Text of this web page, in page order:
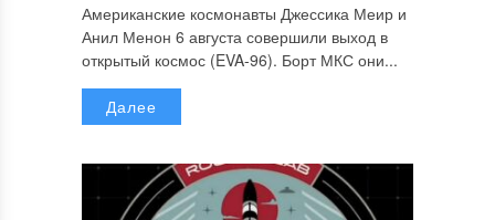
Американские космонавты Джессика Меир и
Анил Менон 6 августа совершили выход в
открытый космос (EVA-96). Борт МКС они...
Далее